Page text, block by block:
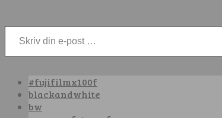
Skriv din e-post …
#fujifilmx100f
blackandwhite
bw